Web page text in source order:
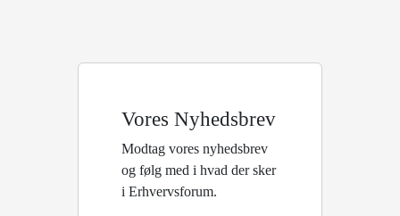
Vores Nyhedsbrev
Modtag vores nyhedsbrev
og følg med i hvad der sker
i Erhvervsforum.